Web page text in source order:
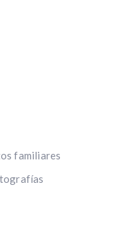
familiares